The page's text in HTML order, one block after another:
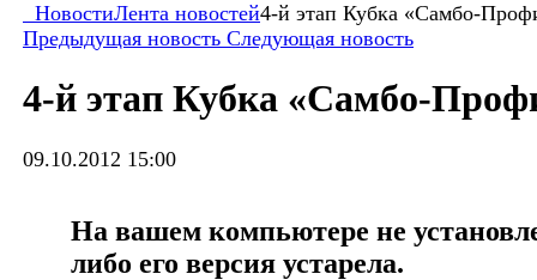
НовостиЛента новостей4-й этап Кубка «Самбо-
Предыдущая новость Следующая новость
4-й этап Кубка «Самбо-
09.10.2012 15:00
На вашем компьютере не
либо его версия устарела.